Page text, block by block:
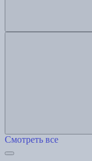
Смотреть все